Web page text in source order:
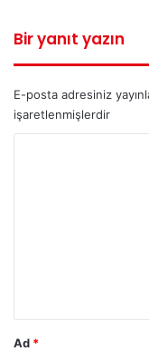
Bir yanıt yazın
E-posta adresiniz
işaretlenmişlerdir
Ad *